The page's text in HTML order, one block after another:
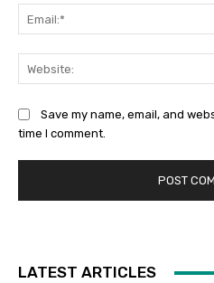
Save my name, email, and
time I comment.
LATEST ARTICLES